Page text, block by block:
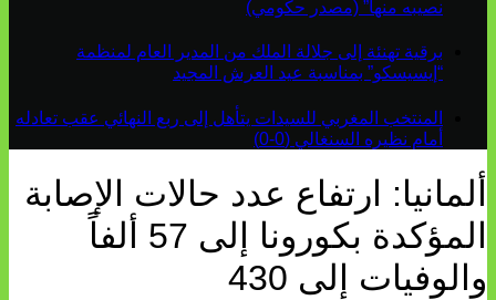
نصيبه منها” (مصدر حكومي)
برقية تهنئة إلى جلالة الملك من المدير العام لمنظمة
“إيسيسكو” بمناسبة عيد العرش المجيد
المنتخب المغربي للسيدات يتأهل إلى ربع النهائي عقب تعادله
أمام نظيره السنغالي (0-0)
ألمانيا: ارتفاع عدد حالات الإصابة
المؤكدة بكورونا إلى 57 ألفاً
والوفيات إلى 430